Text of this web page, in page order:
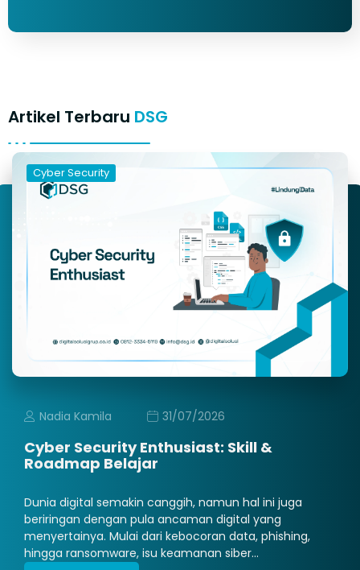
Artikel Terbaru DSG
Cyber Security
Nadia Kamila 31/07/2026
Cyber Security Enthusiast: Skill &
Roadmap Belajar
Dunia digital semakin canggih, namun hal ini juga
beriringan dengan pula ancaman digital yang
menyertainya. Mulai dari kebocoran data, phishing,
hingga ransomware, isu keamanan siber…